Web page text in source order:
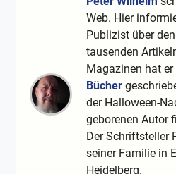
Web. Hier
Publizist über
tausenden
Magazinen hat
Bücher
der Halloween-
geborenen Autor
Der Schriftsteller
seiner Familie in
Heidelberg.